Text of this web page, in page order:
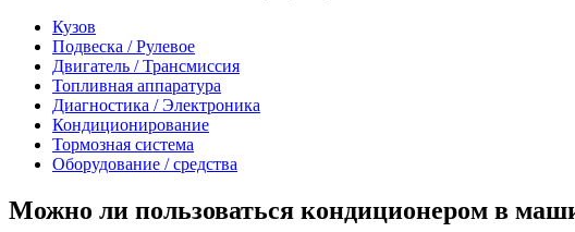
Кузов
Подвеска / Рулевое
Двигатель / Трансмиссия
Топливная аппаратура
Диагностика / Электроника
Кондиционирование
Тормозная система
Оборудование / средства
Можно ли пользоваться кондиционером в